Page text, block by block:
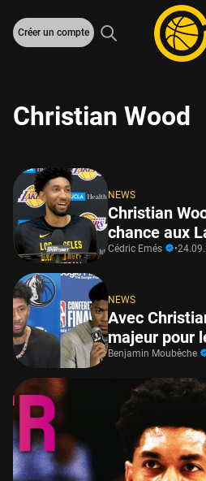
Créer un compte
Christian Wood
NEWS
Christian
chance aux
Cédric Emés •
NEWS
Avec
majeur pour
Benjamin Moubèche